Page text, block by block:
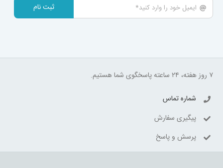
ثبت نام
۷ روز هفته، ۲۴ ساعته پاسخگوی شما هستیم.
شماره تماس
پیگیری سفارش
پرسش و پاسخ